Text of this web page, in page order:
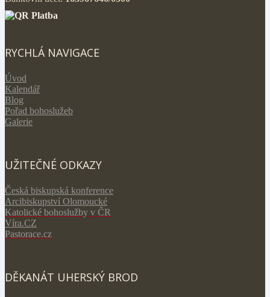
RYCHLÁ NAVIGACE
Úvod
Kalendář
Blog
Pořad bohoslužeb
Galerie
UŽITEČNÉ ODKAZY
Česká biskupská konference
Arcibiskupství Olomoucké
Katolické bohoslužby v ČR
Víra.CZ
Pastorace.cz
DĚKANÁT UHERSKÝ BROD